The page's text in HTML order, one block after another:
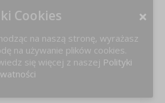
Cookies
na naszą stronę, wyrażasz
na używanie plików cookies.
się więcej z naszej Polityki